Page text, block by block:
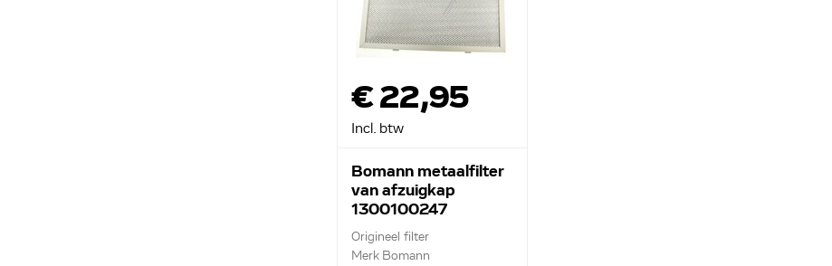
€ 22,95
Incl. btw
Bomann metaalfilter
van afzuigkap
1300100247
Origineel filter
Merk Bomann